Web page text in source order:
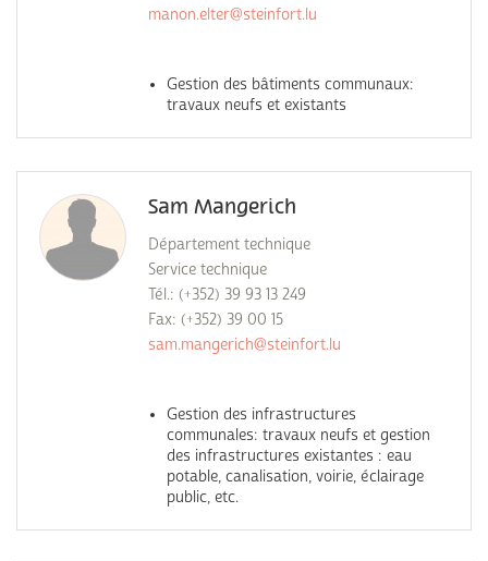
manon.elter@steinfort.lu
Gestion des bâtiments communaux:
travaux neufs et existants
Sam Mangerich
Département technique
Service technique
Tél.: (+352) 39 93 13 249
Fax: (+352) 39 00 15
sam.mangerich@steinfort.lu
Gestion des infrastructures
communales: travaux neufs et gestion
des infrastructures existantes : eau
potable, canalisation, voirie, éclairage
public, etc.